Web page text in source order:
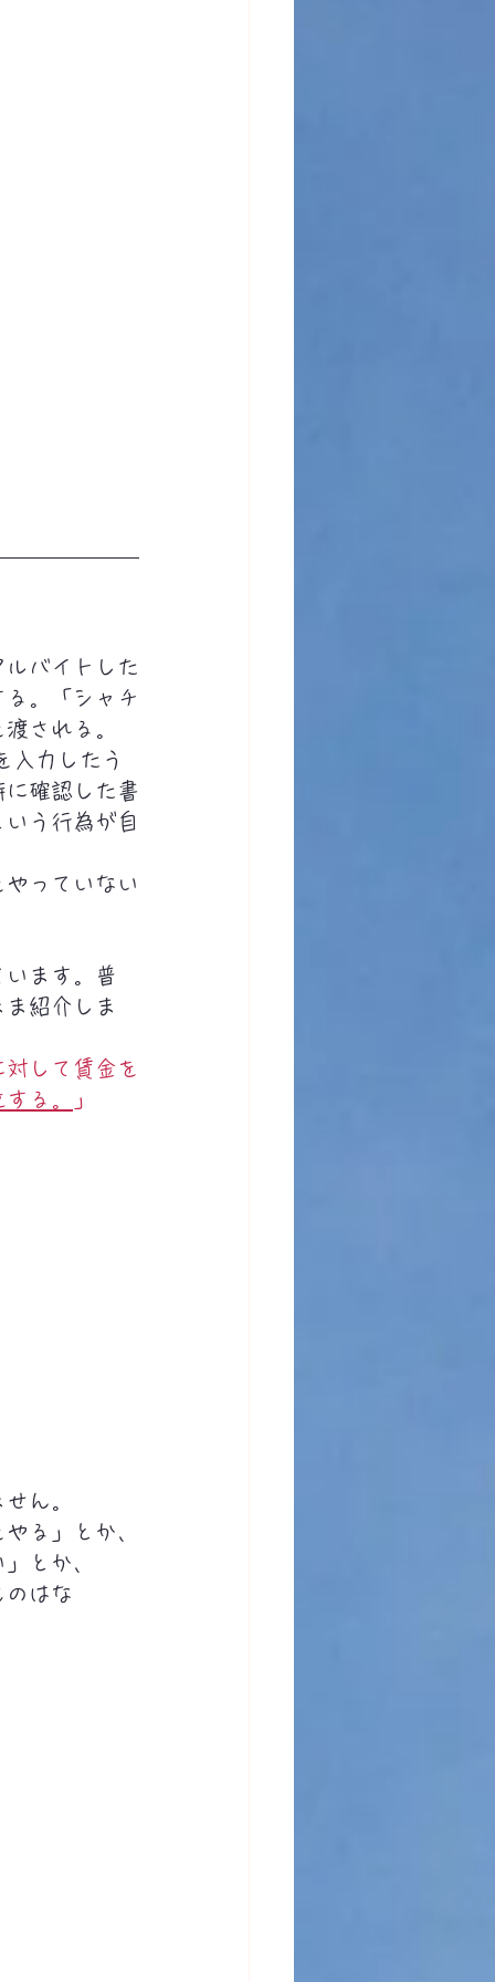
バイトした
。「シャチ
される。
入力したう
確認した書
う行為が自
っていない
ます。普
紹介しま
して賃金を
る。
」
ん。
る」とか、
とか、
はな